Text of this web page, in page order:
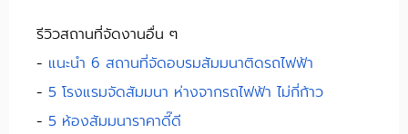
รีวิวสถานที่จัดงานอื่น ๆ
- แนะนำ 6 สถานที่จัดอบรมสัมมนาติดรถไฟฟ้า
- 5 โรงแรมจัดสัมมนา ห่างจากรถไฟฟ้า ไม่กี่ก้าว
- 5 ห้องสัมมนาราคาดี๊ดี